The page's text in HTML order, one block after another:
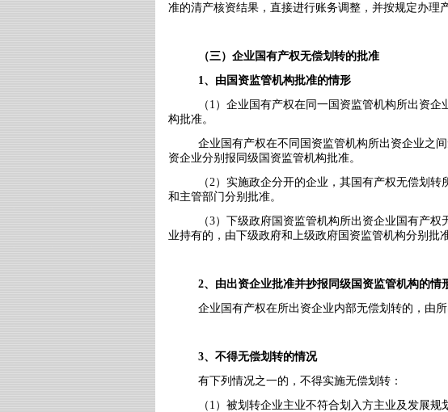
准的清产核资结果，直接进行账务调整，并按规定办理
（三）企业国有产权无偿划转的批准
1、由国资监管机构批准的情形
（ 1 ）企业国有产权在同一国资监管机构所出资
构批准。
企业国有产权在不同国资监管机构所出资企业之
资企业分别报同级国资监管机构批准。
（2）实施政企分开的企业，其国有产权无偿划
和主管部门分别批准。
（3）下级政府国资监管机构所出资企业国有产
业持有的，由下级政府和上级政府国资监管机构分别批准
2、由出资企业批准并抄报同级国资监管机构的情
企业国有产权在所出资企业内部无偿划转的，由
3、不得无偿划转的情况
有下列情况之一的，不得实施无偿划转：
（ 1 ）被划转企业主业不符合划入方主业及发展规